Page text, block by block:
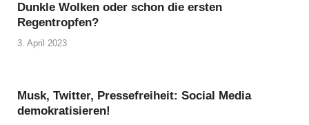
Dunkle Wolken oder schon die ersten
Regentropfen?
3. April 2023
Musk, Twitter, Pressefreiheit: Social Media
demokratisieren!